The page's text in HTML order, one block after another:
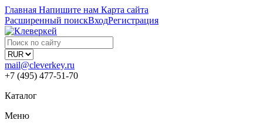
Главная Напишите нам Карта сайта
Расширенный поискВходРегистрация
mail@cleverkey.ru
+7 (495) 477-51-70
Каталог
Меню